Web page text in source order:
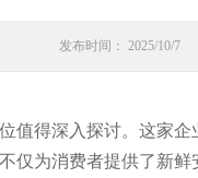
发布时间： 2025/10/7
得深入探讨。这家
为消费者提供了新